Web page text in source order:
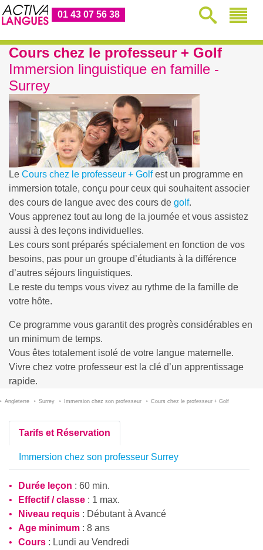
01 43 07 56 38
Cours chez le professeur + Golf
Immersion linguistique en famille -
Surrey
Le Cours chez le professeur + Golfest un programme en
immersion totale, conçu pour ceux qui souhaitent associer
des cours de langue avec des cours de golf.
Vous apprenez tout au long de la journée et vous assistez
aussi à des leçons individuelles.
Les cours sont préparés spécialement en fonction de vos
besoins, pas pour un groupe d’étudiants à la différence
d’autres séjours linguistiques.
Le reste du temps vous vivez au rythme de la famille de
votre hôte.
Ce programme vous garantit des progrès considérables en
un minimum de temps.
Vous êtes totalement isolé de votre langue maternelle.
Vivre chez votre professeur est la clé d’un apprentissage
rapide.
Angleterre Surrey Immersion chez son professeur Cours chez le professeur + Golf
Tarifs et Réservation
Immersion chez son professeur Surrey
Durée leçon : 60 min.
Effectif / classe : 1 max.
Niveau requis : Débutantà Avancé
Age minimum : 8 ans
Cours : Lundi au Vendredi